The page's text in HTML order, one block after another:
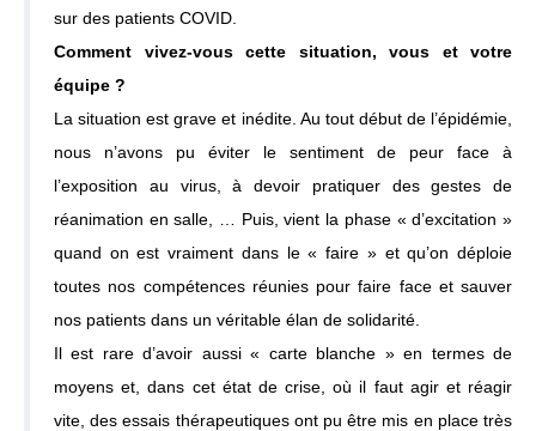
sur des patients COVID.
Comment vivez-vous cette situation, vous et votre
équipe ?
La situation est grave et inédite. Au tout début de l’épidémie,
nous n’avons pu éviter le sentiment de peur face à
l’exposition au virus, à devoir pratiquer des gestes de
réanimation en salle, … Puis, vient la phase « d’excitation »
quand on est vraiment dans le « faire » et qu’on déploie
toutes nos compétences réunies pour faire face et sauver
nos patients dans un véritable élan de solidarité.
Il est rare d’avoir aussi « carte blanche » en termes de
moyens et, dans cet état de crise, où il faut agir et réagir
vite, des essais thérapeutiques ont pu être mis en place très